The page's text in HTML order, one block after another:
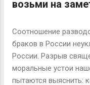
климакса и со
подозрением на
Муратова, - девочке
неприятные
пришла ко мне в
и в целом
возьми на
Соотношение
браков в России
России. Разрыв
моральные устои
пытаются выяснить: